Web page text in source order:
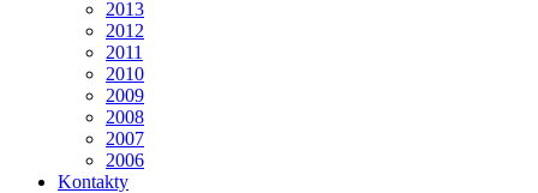
2013
2012
2011
2010
2009
2008
2007
2006
Kontakty